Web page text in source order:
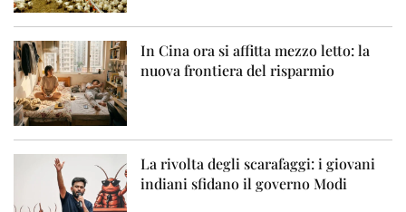
In Cina ora si affitta mezzo letto: la
nuova frontiera del risparmio
La rivolta degli scarafaggi: i giovani
indiani sfidano il governo Modi